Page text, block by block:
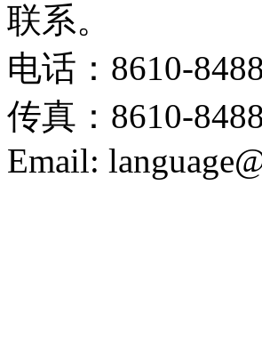
联系。
电话：8610-
传真：8610-
Email: